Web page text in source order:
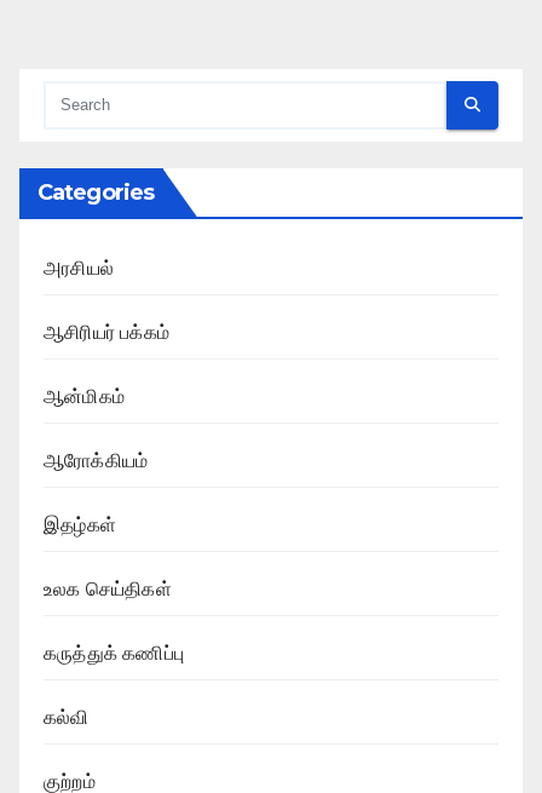
Categories
அரசியல்
ஆசிரியர் பக்கம்
ஆன்மிகம்
ஆரோக்கியம்
இதழ்கள்
உலக செய்திகள்
கருத்துக் கணிப்பு
கல்வி
குற்றம்